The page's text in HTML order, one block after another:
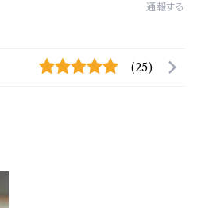
通報する
(25)